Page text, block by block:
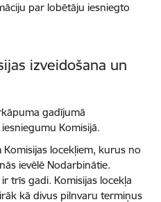
par lobētāju iesniegto
izveidošana un
gadījumā
Komisijā.
Komisijas locekļiem, kurus no
ievēlē Nodarbinātie.
trīs gadi. Komisijas locekļa
kā divus pilnvaru termiņus